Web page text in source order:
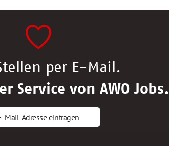
per E-Mail.
Service von AWO Jobs.
Mail-Adresse eintragen